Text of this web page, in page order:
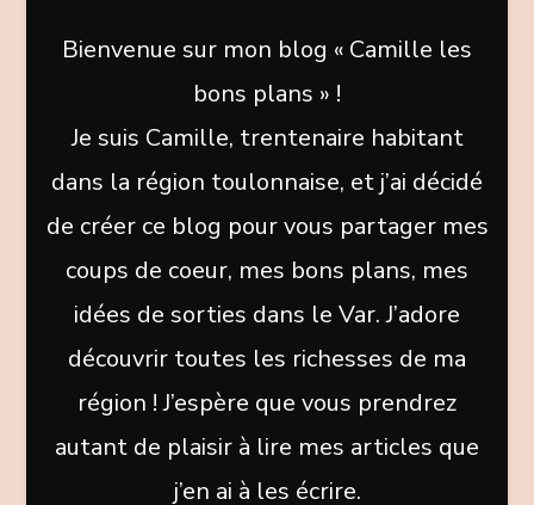
Bienvenue sur mon blog « Camille les
bons plans » !
Je suis Camille, trentenaire habitant
dans la région toulonnaise, et j’ai décidé
de créer ce blog pour vous partager mes
coups de coeur, mes bons plans, mes
idées de sorties dans le Var. J’adore
découvrir toutes les richesses de ma
région ! J’espère que vous prendrez
autant de plaisir à lire mes articles que
j’en ai à les écrire.